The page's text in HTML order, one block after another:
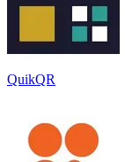
QuikQR